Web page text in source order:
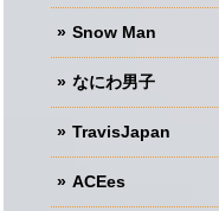
Snow Man
なにわ男子
TravisJapan
ACEes